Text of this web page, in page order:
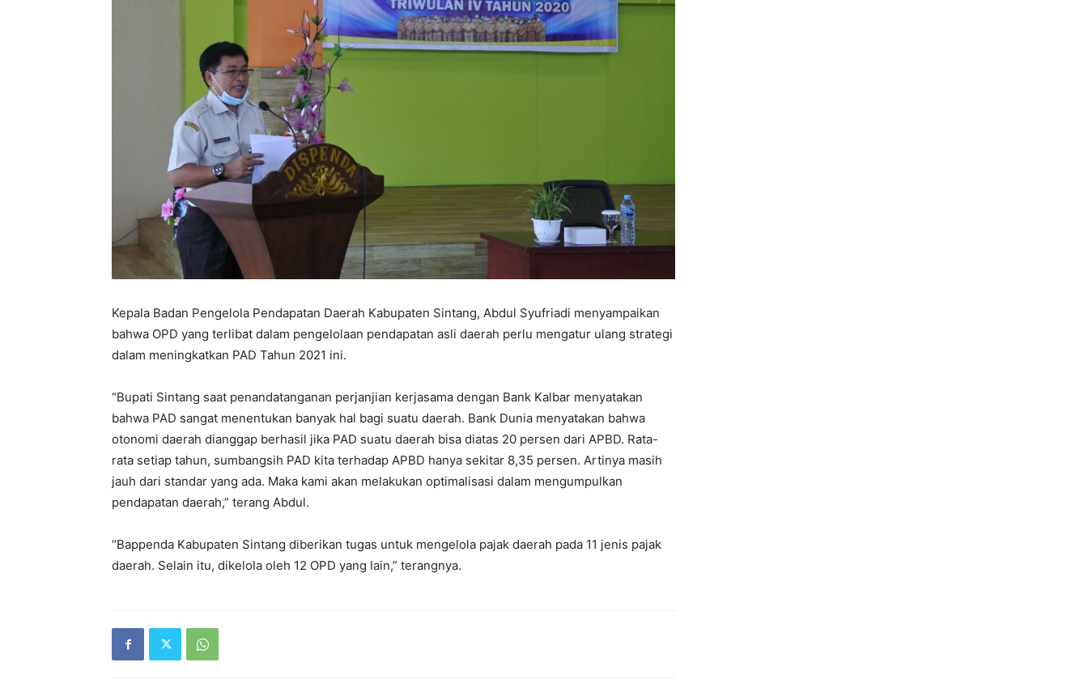
Kepala Badan Pengelola Pendapatan Daerah Kabupaten Sintang, Abdul Syufriadi menyampaikan
bahwa OPD yang terlibat dalam pengelolaan pendapatan asli daerah perlu mengatur ulang strategi
dalam meningkatkan PAD Tahun 2021 ini.
“Bupati Sintang saat penandatanganan perjanjian kerjasama dengan Bank Kalbar menyatakan
bahwa PAD sangat menentukan banyak hal bagi suatu daerah. Bank Dunia menyatakan bahwa
otonomi daerah dianggap berhasil jika PAD suatu daerah bisa diatas 20 persen dari APBD. Rata-
rata setiap tahun, sumbangsih PAD kita terhadap APBD hanya sekitar 8,35 persen. Artinya masih
jauh dari standar yang ada. Maka kami akan melakukan optimalisasi dalam mengumpulkan
pendapatan daerah,” terang Abdul.
“Bappenda Kabupaten Sintang diberikan tugas untuk mengelola pajak daerah pada 11 jenis pajak
daerah. Selain itu, dikelola oleh 12 OPD yang lain,” terangnya.